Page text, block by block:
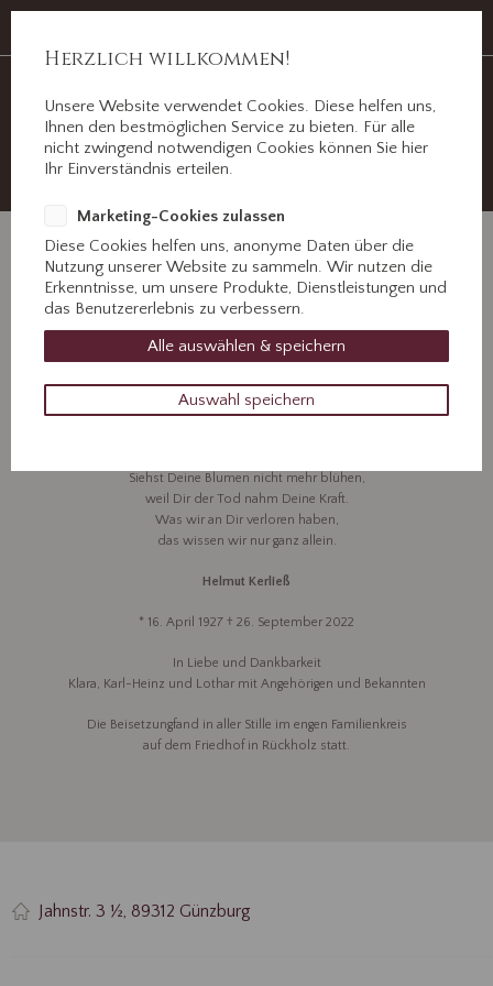
+49 8221 31077
Helmut Kerließ
Siehst Deine Blumen nicht mehr blühen,
weil Dir der Tod nahm Deine Kraft.
Was wir an Dir verloren haben,
das wissen wir nur ganz allein.
Helmut Kerließ
* 16. April 1927 † 26. September 2022
In Liebe und Dankbarkeit
Klara, Karl-Heinz und Lothar mit Angehörigen und Bekannten
Die Beisetzungfand in aller Stille im engen Familienkreis
auf dem Friedhof in Rückholz statt.
Jahnstr. 3 ½, 89312 Günzburg
Herzlich willkommen!
Unsere Website verwendet Cookies. Diese helfen uns,
Ihnen den bestmöglichen Service zu bieten. Für alle
nicht zwingend notwendigen Cookies können Sie hier
Ihr Einverständnis erteilen.
Marketing-Cookies zulassen
Diese Cookies helfen uns, anonyme Daten über die
Nutzung unserer Website zu sammeln. Wir nutzen die
Erkenntnisse, um unsere Produkte, Dienstleistungen und
das Benutzererlebnis zu verbessern.
Alle auswählen & speichern
Auswahl speichern